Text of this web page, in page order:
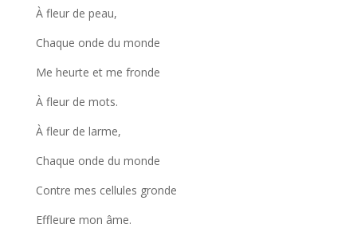
À fleur de peau,
Chaque onde du monde
Me heurte et me fronde
À fleur de mots.
À fleur de larme,
Chaque onde du monde
Contre mes cellules gronde
Effleure mon âme.